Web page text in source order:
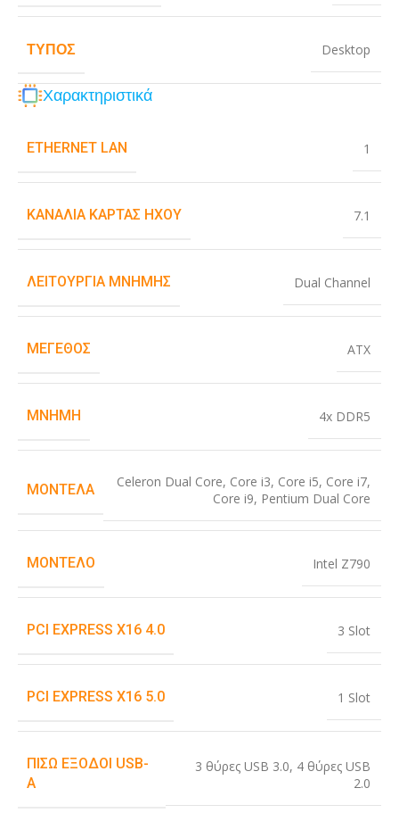
ΤΎΠΟΣ Desktop
Χαρακτηριστικά
ETHERNET LAN 1
ΚΑΝΆΛΙΑ ΚΆΡΤΑΣ ΉΧΟΥ 7.1
ΛΕΙΤΟΥΡΓΊΑ ΜΝΉΜΗΣ Dual Channel
ΜΈΓΕΘΟΣ ATX
ΜΝΉΜΗ 4x DDR5
ΜΟΝΤΈΛΑ Celeron Dual Core, Core i3, Core i5, Core i7,
Core i9, Pentium Dual Core
ΜΟΝΤΈΛΟ Intel Z790
PCI EXPRESS X16 4.0 3 Slot
PCI EXPRESS X16 5.0 1 Slot
ΠΊΣΩ ΈΞΟΔΟΙ USB-
A
3 θύρες USB 3.0, 4 θύρες USB
2.0